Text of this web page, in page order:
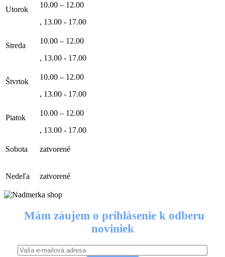
Utorok
10.00 – 12.00
, 13.00 - 17.00
Streda
10.00 – 12.00
, 13.00 - 17.00
Štvrtok
10.00 – 12.00
, 13.00 - 17.00
Piatok
10.00 – 12.00
, 13.00 - 17.00
Sobota zatvorené
Nedeľa zatvorené
Mám záujem o prihlásenie k odberu
noviniek